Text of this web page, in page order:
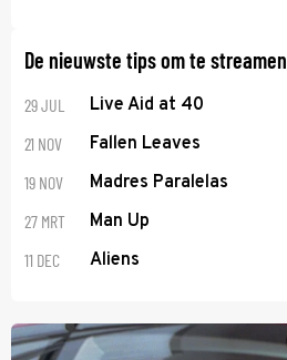
De nieuwste tips om te streamen
29 JUL Live Aid at 40
21 NOV Fallen Leaves
19 NOV Madres Paralelas
27 MRT Man Up
11 DEC Aliens